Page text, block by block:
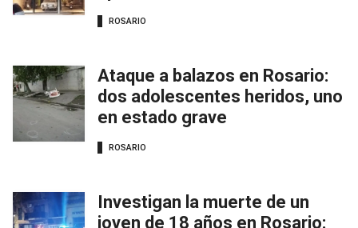
ROSARIO
Ataque a balazos en Rosario:
dos adolescentes heridos, uno
en estado grave
ROSARIO
Investigan la muerte de un
joven de 18 años en Rosario: